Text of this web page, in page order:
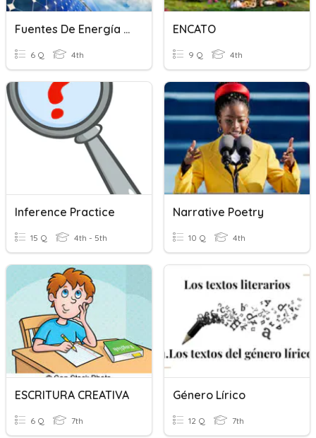
Fuentes De Energía Naturales.
6 Q 4th
ENCATO
9 Q 4th
Inference Practice
15 Q 4th - 5th
Narrative Poetry
10 Q 4th
ESCRITURA CREATIVA
6 Q 7th
Género Lírico
12 Q 7th